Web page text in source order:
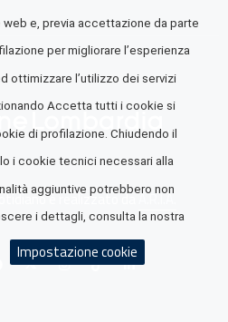
è realizzato daA.R.I.A.
e, previa accettazione da parte
per migliorare l’esperienza
ottimizzare l’utilizzo dei servizi
Accetta tutti i cookie si
di profilazione. Chiudendo il
i cookie tecnici necessari alla
aggiuntive potrebbero non
i dettagli, consulta la nostra
Impostazione cookie